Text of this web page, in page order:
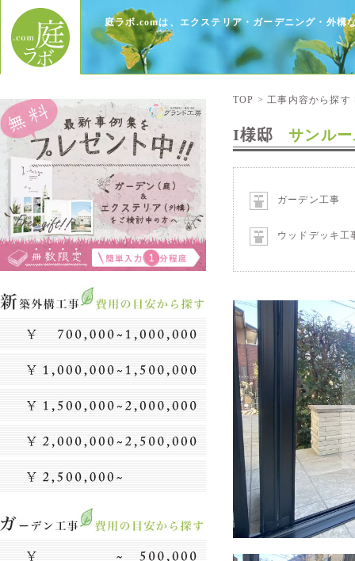
庭ラボ.comは、エクステリア・ガーデニング・外構
TOP >工事内容から探す
I様邸サンル
ガーデン工事
ウッドデッキ工